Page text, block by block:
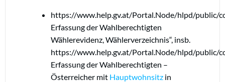
https://www.help.gv.at/Portal.Node/hlpd/public/
Erfassung der Wahlberechtigten
Wählerevidenz, Wählerverzeichnis“, insb.
https://www.help.gv.at/Portal.Node/hlpd/public/
Erfassung der Wahlberechtigten –
Österreicher mit Hauptwohnsitz in